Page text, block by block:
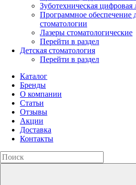
Зуботехническая цифровая
Программное обеспечение
стоматологии
Лазеры стоматологические
Перейти в раздел
Детская стоматология
Перейти в раздел
Каталог
Бренды
О компании
Статьи
Отзывы
Акции
Доставка
Контакты